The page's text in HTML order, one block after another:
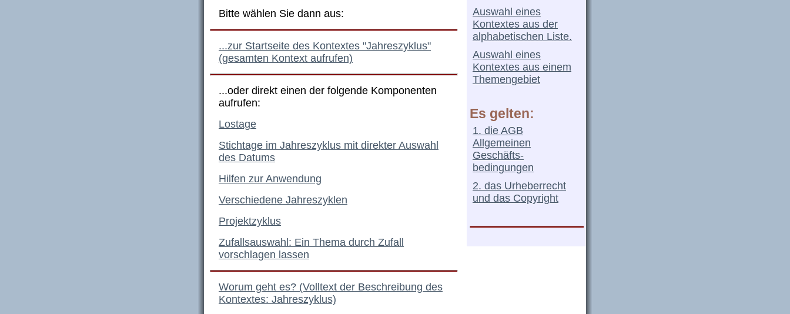
Bitte wählen Sie dann aus:
...zur Startseite des Kontextes "Jahreszyklus"
(gesamten Kontext aufrufen)
...oder direkt einen der folgende Komponenten
aufrufen:
Lostage
Stichtage im Jahreszyklus mit direkter Auswahl
des Datums
Hilfen zur Anwendung
Verschiedene Jahreszyklen
Projektzyklus
Zufallsauswahl: Ein Thema durch Zufall
vorschlagen lassen
Worum geht es? (Volltext der Beschreibung des
Kontextes: Jahreszyklus)
Auswahl eines
Kontextes aus der
alphabetischen Liste.
Auswahl eines
Kontextes aus einem
Themengebiet
Es gelten:
1. die AGB
Allgemeinen
Geschäfts-
bedingungen
2. das Urheberrecht
und das Copyright